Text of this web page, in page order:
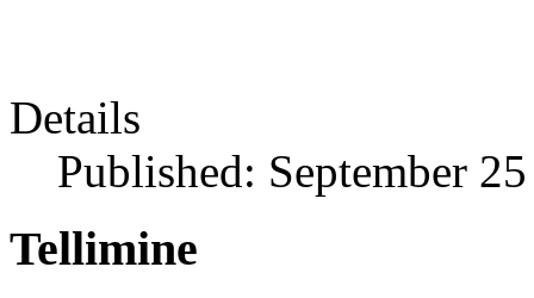
Details
Published: September
Tellimine